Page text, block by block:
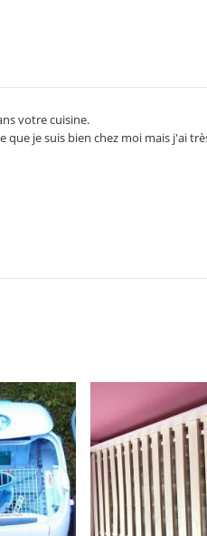
votre cuisine.
je suis bien chez moi mais j'ai